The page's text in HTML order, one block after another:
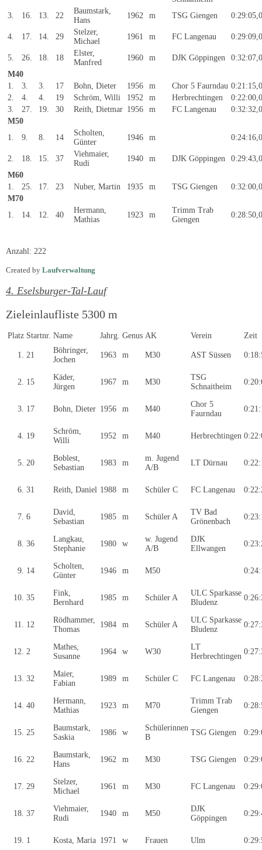
3. 16. 13. 22
Baumstark,
Hans
1962 m TSG Giengen
4. 17. 14. 29
Stelzer,
Michael
1961 m FC Langenau
5. 26. 18. 18
Elster,
Manfred
1960 m DJK Göppingen
M40
1.
3. 3. 17 Bohn, Dieter 1956 m Chor 5 Faurndau
2.
4. 4. 19 Schröm, Willi 1952 m Herbrechtingen
3.
27. 19. 30 Reith, Dietmar 1956 m FC Langenau
M50
1.
9. 8. 14
Scholten,
Günter
1946 m
2. 18. 15. 37
Viehmaier,
Rudi
1940 m DJK Göppingen
M60
1.
25. 17. 23 Nuber, Martin 1935 m TSG Giengen
M70
1.
14. 12. 40
Hermann,
Mathias
1923 m
Trimm Trab
Giengen
Anzahl: 222
Created by Laufverwaltung
4. Eselsburger-Tal-Lauf
Zieleinlaufliste 5300 m
Platz Startnr. Name Jahrg. Genus AK Verein Zeit
1. 21
Böhringer,
Jochen
1963 m M30 AST Süssen
2. 15
Käder,
Jürgen
1967 m M30
TSG
Schnaitheim
3. 17 Bohn, Dieter 1956 m M40
Chor 5
Faurndau
4. 19
Schröm,
Willi
1952 m M40 Herbrechtingen
5. 20
Boblest,
Sebastian
1983 m
m. Jugend
A/B
LT Dürnau
6. 31 Reith, Daniel 1988 m Schüler C FC Langenau
7. 6
David,
Sebastian
1985 m Schüler A
TV Bad
Grönenbach
8. 36
Langkau,
Stephanie
1980 w
w. Jugend
A/B
DJK
Ellwangen
9. 14
Scholten,
Günter
1946 m M50
10. 35
Fink,
Bernhard
1985 m Schüler A
ULC Sparkasse
Bludenz
11. 12
Rödhammer,
Thomas
1984 m Schüler A
ULC Sparkasse
Bludenz
12. 2
Mathes,
Susanne
1964 w W30
LT
Herbrechtingen
13. 32
Maier,
Fabian
1989 m Schüler C FC Langenau
14. 40
Hermann,
Mathias
1923 m M70
Trimm Trab
Giengen
15. 25
Baumstark,
Saskia
1986 w
Schülerinnen
B
TSG Giengen
16. 22
Baumstark,
Hans
1962 m M30 TSG Giengen
17. 29
Stelzer,
Michael
1961 m M30 FC Langenau
18. 37
Viehmaier,
Rudi
1940 m M50
DJK
Göppingen
19. 1 Kosta, Maria 1971 w Frauen Ulm